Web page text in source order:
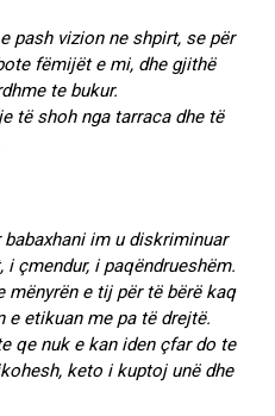
pash vizion ne shpirt, se për
fëmijët e mi, dhe gjithë
te bukur.
të shoh nga tarraca dhe të
im u diskriminuar
çmendur, i paqëndrueshëm.
mënyrën e tij për të bërë kaq
e etikuan me pa të drejtë.
qe nuk e kan iden çfar do te
keto i kuptoj unë dhe